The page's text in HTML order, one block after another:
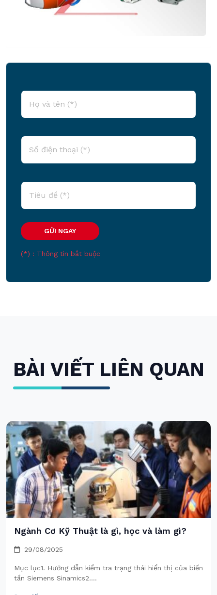
(*) : Thông tin bắt buộc
BÀI VIẾT LIÊN QUAN
Xu thế phát triển nghành Cơ Điện Tử 2025
29/08/2025
Mục lục1. Hướng dẫn kiểm tra trạng thái hiển thị của biến
tần Siemens Sinamics2....